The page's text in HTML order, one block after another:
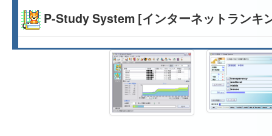
P-Study System [インターネットランキ